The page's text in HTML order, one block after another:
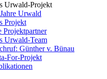
Urwald-Projekt
Urwald
Projekt
Projektpartner
Urwald-Team
Günther v. Bünau
For-Projekt